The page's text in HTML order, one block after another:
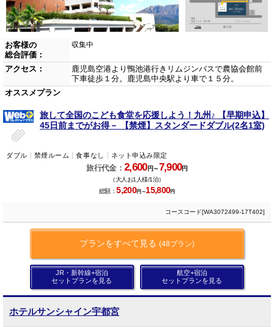
お客様の
総合評価：
収集中
アクセス：
鹿児島空港より鴨池港行きリムジンバスで農協会館前
下車徒歩１分。鹿児島中央駅より車で１５分。
オススメプラン
旅して全国のこども食堂を応援しよう！九州♪ 【早期申込】
45日前までがお得－ 【禁煙】スタンダードダブル(2名1室)
ダブル 禁煙ルーム 食事なし ネット申込み限定
旅行代金：2,600円～7,900円
（大人お1人様/1泊）
総額：5,200円～15,800円
コースコード[WA3072499-17T402]
プランをすべて見る (48プラン)
JR・新幹線+宿泊
セットプランを見る
航空+宿泊
セットプランを見る
ホテルサンシャイン宇都宮